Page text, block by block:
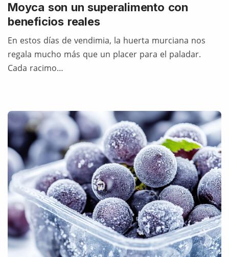
Moyca son un superalimento con
beneficios reales
En estos días de vendimia, la huerta murciana nos
regala mucho más que un placer para el paladar.
Cada racimo…